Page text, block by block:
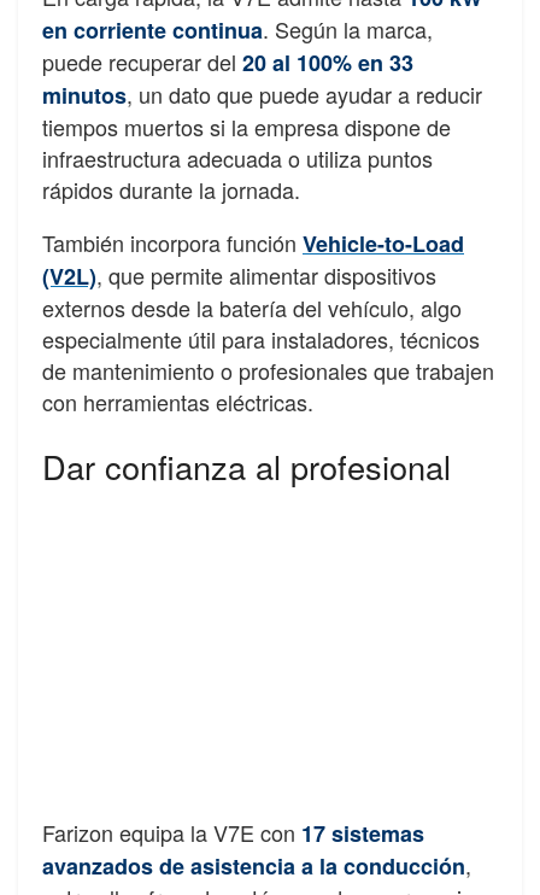
en corriente continua. Según la marca,
puede recuperar del 20 al 100% en 33
minutos, un dato que puede ayudar a reducir
tiempos muertos si la empresa dispone de
infraestructura adecuada o utiliza puntos
rápidos durante la jornada.
También incorpora función Vehicle-to-Load
(V2L), que permite alimentar dispositivos
externos desde la batería del vehículo, algo
especialmente útil para instaladores, técnicos
de mantenimiento o profesionales que trabajen
con herramientas eléctricas.
Dar confianza al profesional
Farizon equipa la V7E con 17 sistemas
avanzados de asistencia a la conducción,